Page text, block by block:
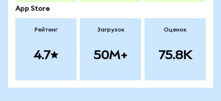
App Store
Рейтинг
4.7
Загрузок
50M+
Оценок
75.8K